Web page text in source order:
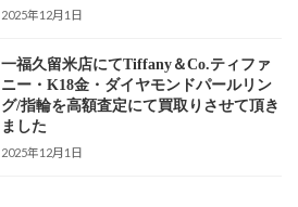
2025年12月1日
一福久留米店にてTiffany＆Co.ティファ
ニー・K18金・ダイヤモンドパールリン
グ/指輪を高額査定にて買取りさせて頂き
ました
2025年12月1日